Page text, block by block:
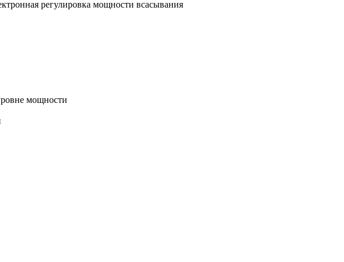
регулировка мощности всасывания
мощности